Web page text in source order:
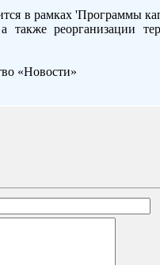
в рамках 'Программы
реорганизации
«Новости»